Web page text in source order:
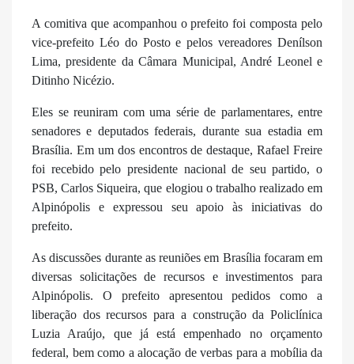
A comitiva que acompanhou o prefeito foi composta pelo
vice-prefeito Léo do Posto e pelos vereadores Denílson
Lima, presidente da Câmara Municipal, André Leonel e
Ditinho Nicézio.
Eles se reuniram com uma série de parlamentares, entre
senadores e deputados federais, durante sua estadia em
Brasília. Em um dos encontros de destaque, Rafael Freire
foi recebido pelo presidente nacional de seu partido, o
PSB, Carlos Siqueira, que elogiou o trabalho realizado em
Alpinópolis e expressou seu apoio às iniciativas do
prefeito.
As discussões durante as reuniões em Brasília focaram em
diversas solicitações de recursos e investimentos para
Alpinópolis. O prefeito apresentou pedidos como a
liberação dos recursos para a construção da Policlínica
Luzia Araújo, que já está empenhado no orçamento
federal, bem como a alocação de verbas para a mobília da